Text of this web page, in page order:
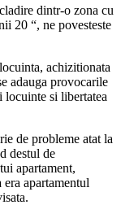
dintr-o zona cu
20 “, ne povesteste
achizitionata
adauga provocarile
locuinte si libertatea
de probleme atat la
destul de
apartament,
apartamentul